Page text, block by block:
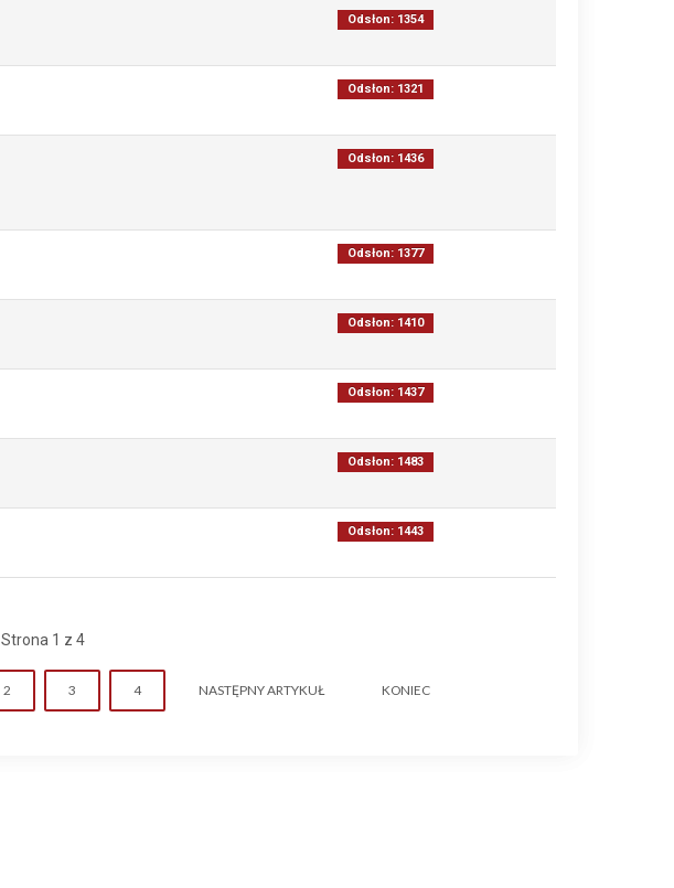
Odsłon: 1354
Odsłon: 1321
Odsłon: 1436
Odsłon: 1377
Odsłon: 1410
Odsłon: 1437
Odsłon: 1483
Odsłon: 1443
Strona 1 z 4
2 3 4 NASTĘPNY ARTYKUŁ KONIEC